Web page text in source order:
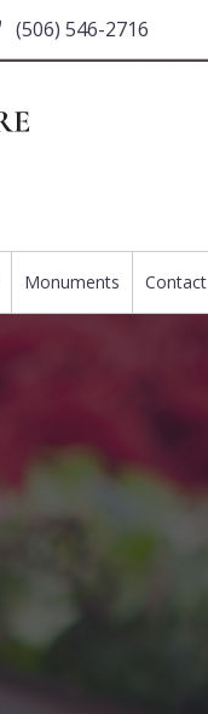
(506) 546-2716
Monuments Contact